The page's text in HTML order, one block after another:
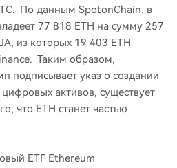
По данным SpotonChain, в
77 818 ETH на сумму 257
из которых 19 403 ETH
Таким образом,
подписывает указ о создании
активов, существует
что ETH станет частью
ETF Ethereum